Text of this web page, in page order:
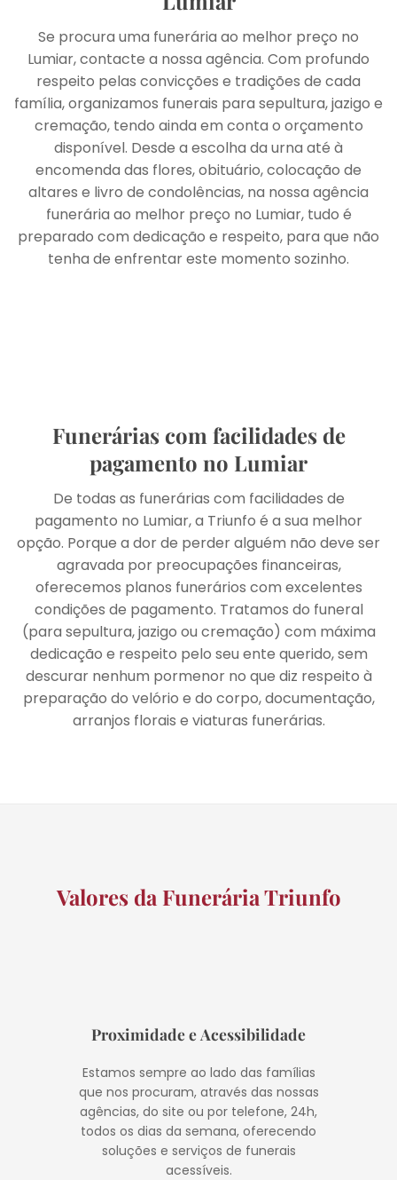
Se procura uma funerária ao melhor preço no
Lumiar, contacte a nossa agência. Com profundo
respeito pelas convicções e tradições de cada
família, organizamos funerais para sepultura, jazigo e
cremação, tendo ainda em conta o orçamento
disponível. Desde a escolha da urna até à
encomenda das flores, obituário, colocação de
altares e livro de condolências, na nossa agência
funerária ao melhor preço no Lumiar, tudo é
preparado com dedicação e respeito, para que não
tenha de enfrentar este momento sozinho.
Funerárias com facilidades de
pagamento no Lumiar
De todas as funerárias com facilidades de
pagamento no Lumiar, a Triunfo é a sua melhor
opção. Porque a dor de perder alguém não deve ser
agravada por preocupações financeiras,
oferecemos planos funerários com excelentes
condições de pagamento. Tratamos do funeral
(para sepultura, jazigo ou cremação) com máxima
dedicação e respeito pelo seu ente querido, sem
descurar nenhum pormenor no que diz respeito à
preparação do velório e do corpo, documentação,
arranjos florais e viaturas funerárias.
Valores da Funerária Triunfo
Proximidade e Acessibilidade
Estamos sempre ao lado das famílias
que nos procuram, através das nossas
agências, do site ou por telefone, 24h,
todos os dias da semana, oferecendo
soluções e serviços de funerais
acessíveis.